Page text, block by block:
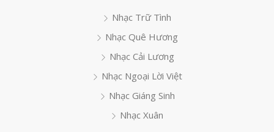
Nhạc Trữ Tình
Nhạc Quê Hương
Nhạc Cải Lương
Nhạc Ngoại Lời Việt
Nhạc Giáng Sinh
Nhạc Xuân